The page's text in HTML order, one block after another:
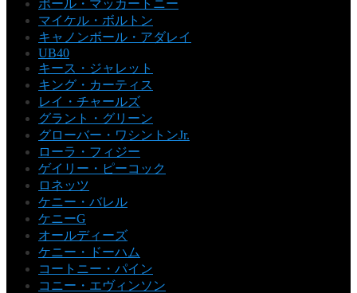
ポール・マッカートニー
マイケル・ボルトン
キャノンボール・アダレイ
UB40
キース・ジャレット
キング・カーティス
レイ・チャールズ
グラント・グリーン
グローバー・ワシントンJr.
ローラ・フィジー
ゲイリー・ピーコック
ロネッツ
ケニー・バレル
ケニーG
オールディーズ
ケニー・ドーハム
コートニー・パイン
コニー・エヴィンソン